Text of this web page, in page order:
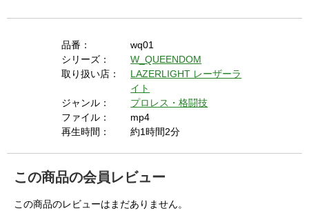
品番：
wq01
シリーズ：
W_QUEENDOM
取り扱い店：
LAZERLIGHT レーザーラ
イト
ジャンル：
プロレス・格闘技
ファイル：
mp4
再生時間：
約1時間2分
この商品の会員レビュー
この商品のレビューはまだありません。